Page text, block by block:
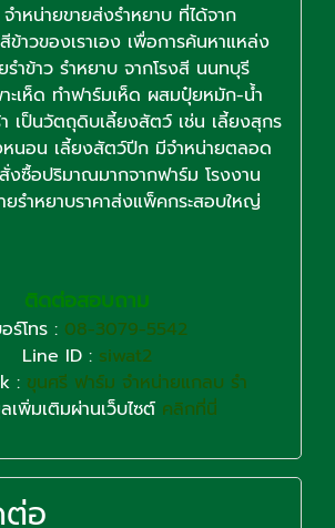
ำหน่ายขายส่งรำหยาบ ที่ได้จาก
ข้าวของเราเอง เพื่อการค้นหาแหล่ง
รำข้าว รำหยาบ จากโรงสี นนทบุรี
าะเห็ด ทำฟาร์มเห็ด ผสมปุ๋ยหมัก-น้ำ
เป็นวัตถุดิบเลี้ยงสัตว์ เช่น เลี้ยงสุกร
หนอน เลี้ยงสัตว์ปีก มีจำหน่ายตลอด
งซื้อปริมาณมากจากฟาร์ม โรงงาน
รำหยาบราคาส่งแพ็คกระสอบใหญ่
ติดต่อสอบถาม
ร์โทร : 08-3079-5542
Line ID : siwat2
: ขุนศรี ฟาร์ม จำหน่ายแกลบ รำ
เพิ่มเติมผ่านเว็บไซต์ คลิกที่นี่
อ